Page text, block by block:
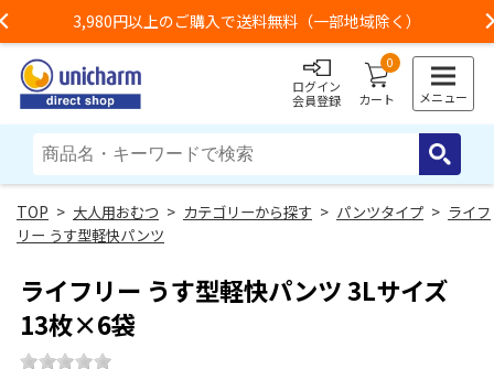
3,980円以上のご購入で送料無料（一部地域除く）
ログイン
会員登録
0
カート メニュー
> 大人用おむつ > カテゴリーから探す > パンツタイプ > ライフ
リー うす型軽快パンツ
ライフリー うす型軽快パンツ 3Lサイズ
13枚×6袋